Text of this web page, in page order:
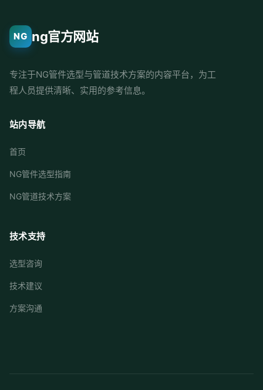
NG ng官方网站
专注于NG管件选型与管道技术方案的内容平台，为工
程人员提供清晰、实用的参考信息。
站内导航
首页
NG管件选型指南
NG管道技术方案
技术支持
选型咨询
技术建议
方案沟通